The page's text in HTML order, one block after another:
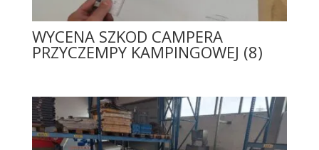
WYCENA SZKOD CAMPERA
PRZYCZEMPY KAMPINGOWEJ (8)